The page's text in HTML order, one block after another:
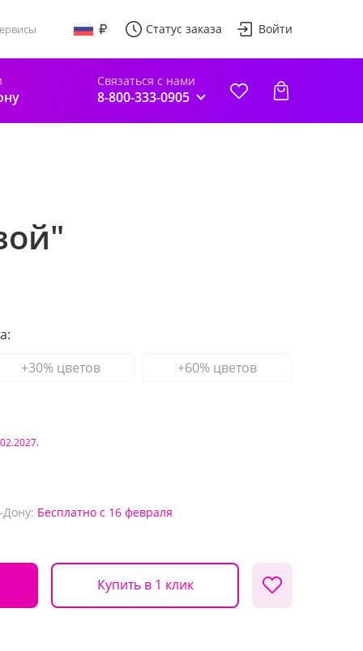
Статус заказа Войти
Связаться с нами
8-800-333-0905
+30% цветов
+60% цветов
Дону: Бесплатно с 16 февраля
Купить в 1 клик